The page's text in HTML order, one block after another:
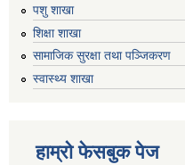
पशु शाखा
शिक्षा शाखा
सामाजिक सुरक्षा तथा पञ्जिकरण
स्वास्थ्य शाखा
हाम्रो फेसबुक पेज